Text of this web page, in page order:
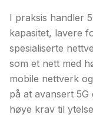
I praksis handler
kapasitet, lavere
spesialiserte
som et nett med
mobile nettverk
på at avansert
høye krav til